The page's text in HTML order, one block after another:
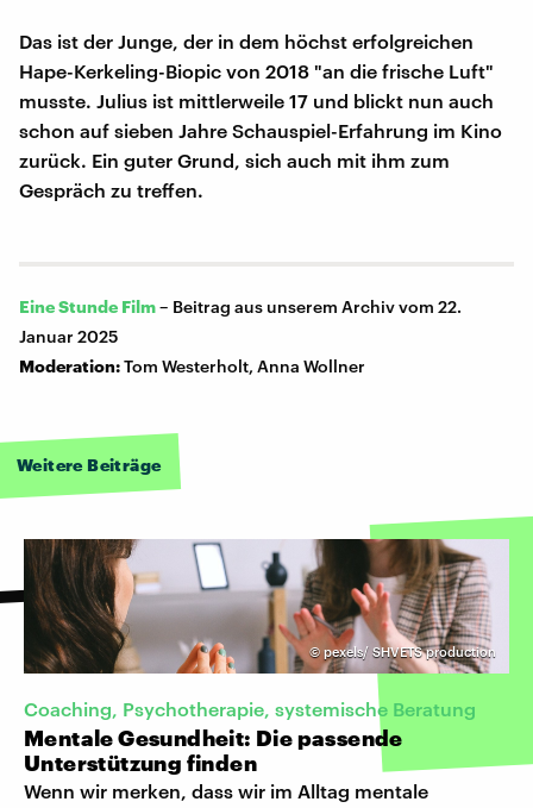
Das ist der Junge, der in dem höchst erfolgreichen
Hape-Kerkeling-Biopic von 2018 "an die frische Luft"
musste. Julius ist mittlerweile 17 und blickt nun auch
schon auf sieben Jahre Schauspiel-Erfahrung im Kino
zurück. Ein guter Grund, sich auch mit ihm zum
Gespräch zu treffen.
Eine Stunde Film– Beitrag aus unserem Archiv vom 22.
Januar 2025
Moderation:Tom Westerholt, Anna Wollner
Weitere Beiträge
© pexels/ SHVETS production
Coaching, Psychotherapie, systemische Beratung
Mentale Gesundheit: Die passende
Unterstützung finden
Wenn wir merken, dass wir im Alltag mentale